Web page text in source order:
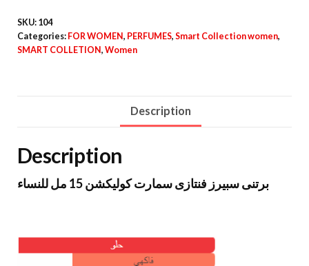
SKU: 104
Categories: FOR WOMEN, PERFUMES, Smart Collection women,
SMART COLLETION, Women
Description
Description
برتنى سبيرز فنتازى سمارت كوليكشن 15 مل للنساء